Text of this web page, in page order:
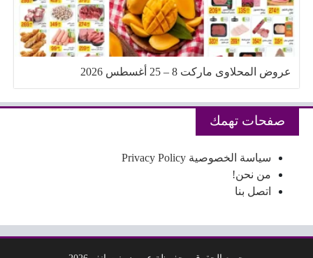
عروض المحلاوى ماركت 8 – 25 أغسطس 2026
صفحات تهمك
سياسة الخصوصية Privacy Policy
من نحن!
اتصل بنا